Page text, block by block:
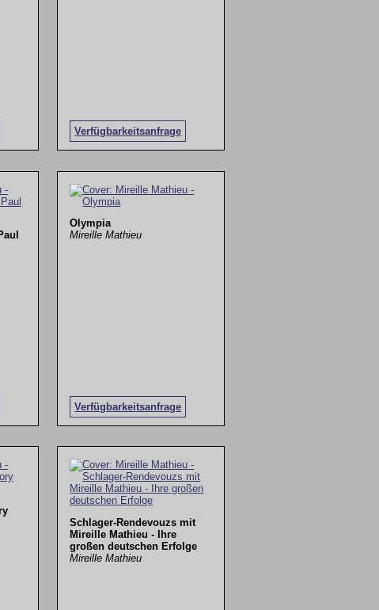
Verfügbarkeitsanfrage
Olympia
Mireille Mathieu
Verfügbarkeitsanfrage
Schlager-Rendevouzs mit
Mireille Mathieu - Ihre
großen deutschen Erfolge
Mireille Mathieu